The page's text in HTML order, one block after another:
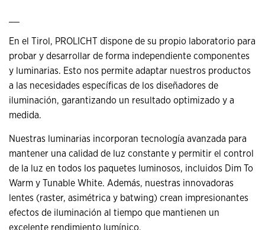
En el Tirol, PROLICHT dispone de su propio laboratorio para
probar y desarrollar de forma independiente componentes
y luminarias. Esto nos permite adaptar nuestros productos
a las necesidades específicas de los diseñadores de
iluminación, garantizando un resultado optimizado y a
medida.
Nuestras luminarias incorporan tecnología avanzada para
mantener una calidad de luz constante y permitir el control
de la luz en todos los paquetes luminosos, incluidos Dim To
Warm y Tunable White. Además, nuestras innovadoras
lentes (raster, asimétrica y batwing) crean impresionantes
efectos de iluminación al tiempo que mantienen un
excelente rendimiento lumínico.